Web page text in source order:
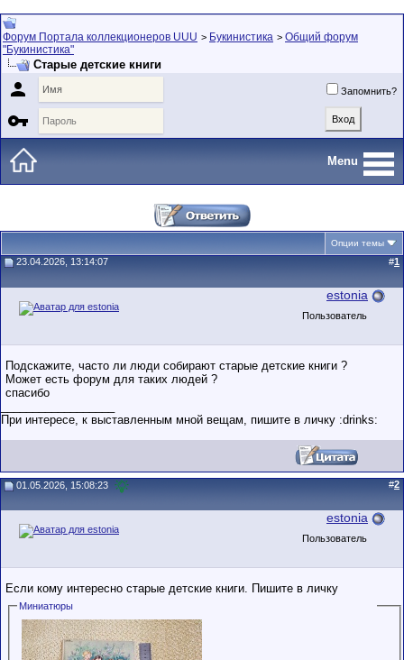
Форум Портала коллекционеров UUU > Букинистика > Общий форум
"Букинистика"
Cтарые детские книги
 Запомнить?

Menu
Опции темы
23.04.2026, 13:14:07 #1
estonia
Пользователь
Подскажите, часто ли люди собирают старые детские книги ?
Может есть форум для таких людей ?
спасибо
При интересe, к выставленным мной вещам, пишите в личку :drinks:
01.05.2026, 15:08:23 #2
estonia
Пользователь
Если кому интересно старые детские книги. Пишите в личку
Миниатюры